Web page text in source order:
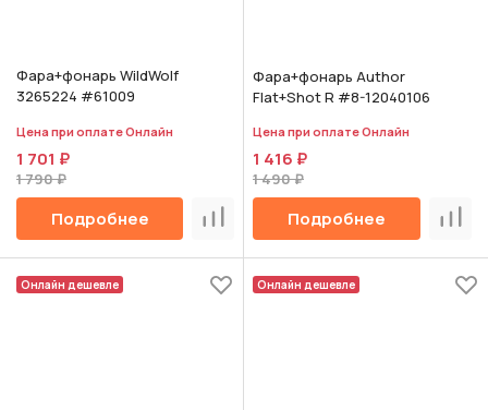
Фара+фонарь WildWolf
3265224 #61009
Цена при оплате Онлайн
1 701 ₽
1 790 ₽
Подробнее Сравнить
Фара+фонарь Author
Flat+Shot R #8-12040106
Цена при оплате Онлайн
1 416 ₽
1 490 ₽
Подробнее
Онлайн дешевле Онлайн дешевле